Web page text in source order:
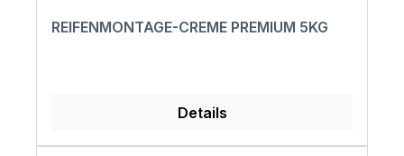
REIFENMONTAGE-CREME PREMIUM 5KG
Details